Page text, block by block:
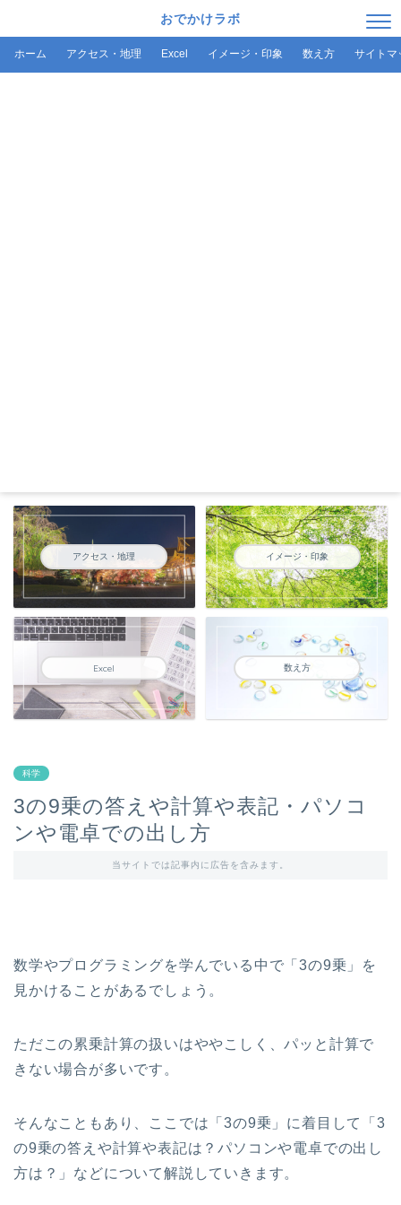
おでかけラボ
ホーム アクセス・地理 Excel イメージ・印象 数え方 サイトマ
アクセス・地理 イメージ・印象
Excel 数え方
科学
3の9乗の答えや計算や表記・パソコ
ンや電卓での出し方
当サイトでは記事内に広告を含みます。
数学やプログラミングを学んでいる中で「3の9乗」を
見かけることがあるでしょう。
ただこの累乗計算の扱いはややこしく、パッと計算で
きない場合が多いです。
そんなこともあり、ここでは「3の9乗」に着目して「3
の9乗の答えや計算や表記は？パソコンや電卓での出し
方は？」などについて解説していきます。